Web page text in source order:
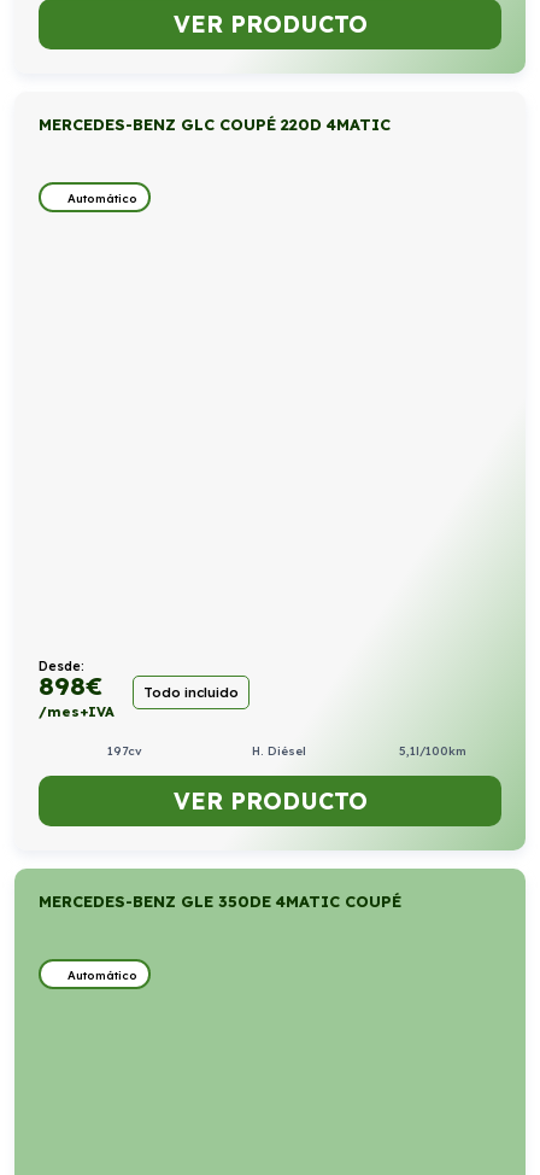
VER PRODUCTO
MERCEDES-BENZ GLC COUPÉ 220D 4MATIC
Automático
Desde:
898€
/mes+IVA
Todo incluido
197cv H. Diésel 5,1l/100km
VER PRODUCTO
MERCEDES-BENZ GLE 350DE 4MATIC COUPÉ
Automático